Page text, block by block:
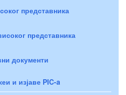
представника
представника
документи
и изјаве PIC-a